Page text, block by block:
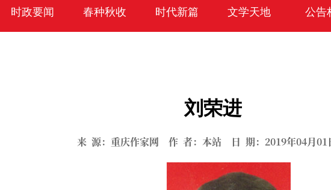
时政要闻 春种秋收 时代新篇 文学天地 公告
刘荣进
来 源：重庆作家网 作 者：本站 日 期：2019年04月